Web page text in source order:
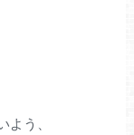
よう、